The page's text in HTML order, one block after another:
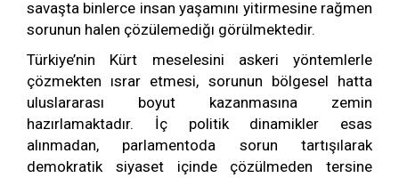
savaşta binlerce insan yaşamını yitirmesine rağmen
sorunun halen çözülemediğı görülmektedir.
Türkiye’nin Kürt meselesini askeri yöntemlerle
çözmekten ısrar etmesi, sorunun bölgesel hatta
uluslararası boyut kazanmasına zemin
hazırlamaktadır. İç politik dinamikler esas
alınmadan, parlamentoda sorun tartışılarak
demokratik siyaset içinde çözülmeden tersine